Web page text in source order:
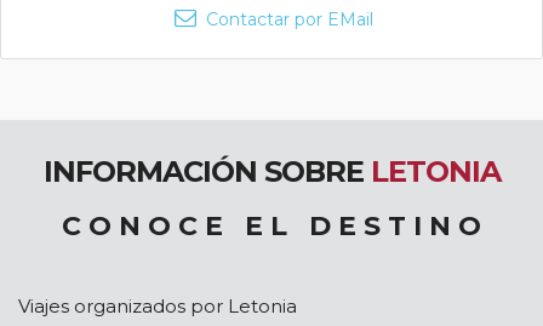
Contactar por EMail
INFORMACIÓN SOBRE LETONIA
C O N O C E E L D E S T I N O
Viajes organizados por Letonia